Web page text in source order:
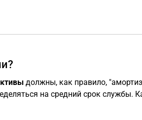
должны, как правило,
на средний срок службы.